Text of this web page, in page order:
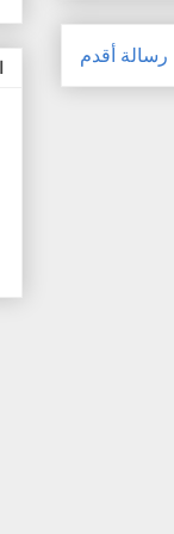
رسالة أقدم